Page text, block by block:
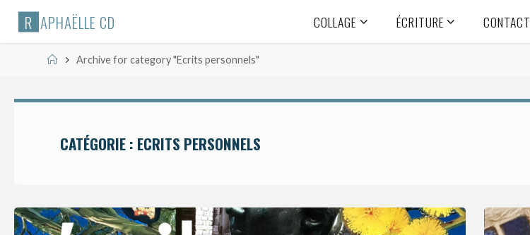
Skip
R APHAËLLE CD COLLAGE ÉCRITURE CONTACT
HomeArchive for category "Ecrits personnels"
CATÉGORIE : ECRITS PERSONNELS